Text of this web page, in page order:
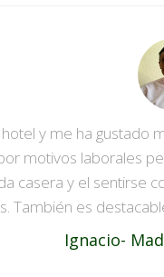
y me ha gustado
motivos laborales
casera y el sentirse
También es
Ignacio-